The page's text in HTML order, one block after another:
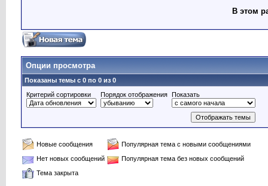
В этом
Опции просмотра
Показаны темы с 0 по 0 из 0
Критерий сортировки
Порядок отображения Показать
Новые сообщения
Популярная тема с новыми сообщениями
Нет новых сообщений
Популярная тема без новых сообщений
Тема закрыта